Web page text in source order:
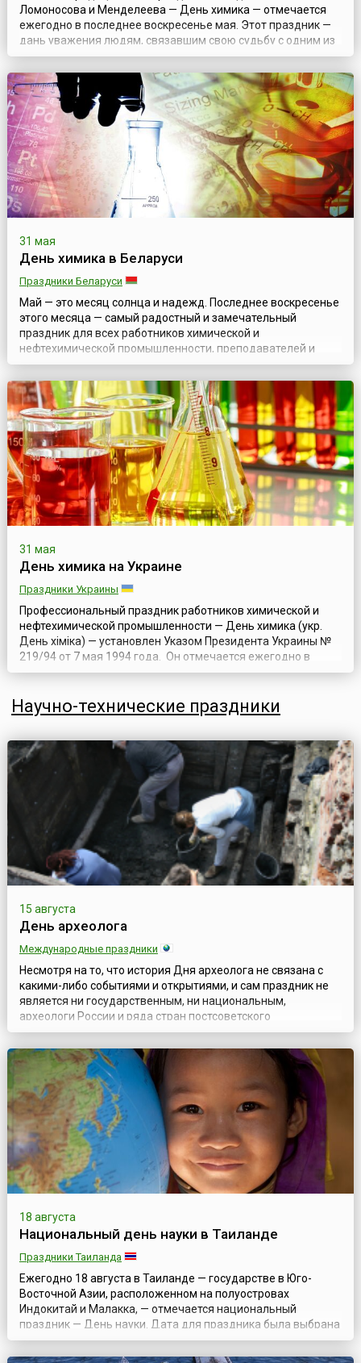
Ломоносова и Менделеева — День химика — отмечается
ежегодно в последнее воскресенье мая. Этот праздник —
дань уважения людям, связавшим свою судьбу с одним из
самых современных, сложных и экономически значимых
секторов экономики. Он ведет свою историю с советских
времен, когда был установлен Указом Президиума
Верховного Совета СССР от 1 октября 198...
31 мая
День химика в Беларуси
Праздники Беларуси
Май — это месяц солнца и надежд. Последнее воскресенье
этого месяца — самый радостный и замечательный
праздник для всех работников химической и
нефтехимической промышленности, преподавателей и
студентов факультета химии в Беларуси — День химика.
Отмечается праздник еще с советских времен — с 1981
года, согласно Указу Президиума Верховного Совета СССР
от 1 октября 1980 года «О праздничных и пам...
31 мая
День химика на Украине
Праздники Украины
Профессиональный праздник работников химической и
нефтехимической промышленности — День химика (укр.
День хіміка) — установлен Указом Президента Украины №
219/94 от 7 мая 1994 года. Он отмечается ежегодно в
последнее воскресенье мая.Привычная для современного
рождения — 1661. Именно в том году ирландский химик
Роберт Бойль (1627—1691) в книге «Хи...
Научно-технические праздники
15 августа
День археолога
Международные праздники
Несмотря на то, что история Дня археолога не связана с
какими-либо событиями и открытиями, и сам праздник не
является ни государственным, ни национальным,
археологи России и ряда стран постсоветского
пространства отмечают свой профессиональный праздник
15 августа. Существует несколько версий истории его
возникновения. По одной из них, традиция отмечать 15
августа День археолога сложилась в ССС...
18 августа
Национальный день науки в Таиланде
Праздники Таиланда
Ежегодно 18 августа в Таиланде — государстве в Юго-
Восточной Азии, расположенном на полуостровах
Индокитай и Малакка, — отмечается национальный
праздник — День науки. Дата для праздника была выбрана
не случайно и посвящена годовщине предсказания и
наблюдения королем Монгкутом (Рама IV) солнечного